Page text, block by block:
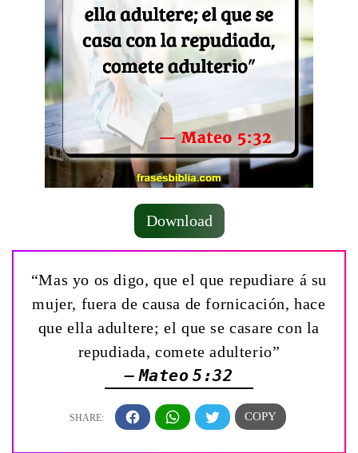
Download
“Mas yo os digo, que el que repudiare á su
mujer, fuera de causa de fornicación, hace
que ella adultere; el que se casare con la
repudiada, comete adulterio”
— Mateo 5:32